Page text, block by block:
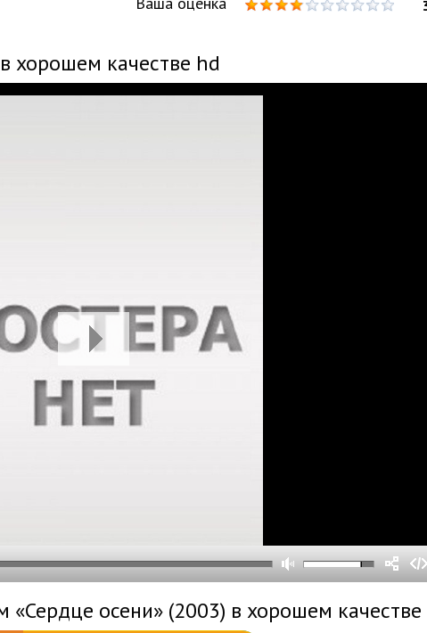
хорошем качестве hd
«Сердце осени» (2003) в хорошем качестве